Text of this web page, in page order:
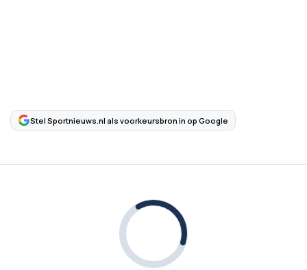
Stel Sportnieuws.nl als voorkeursbron in op Google